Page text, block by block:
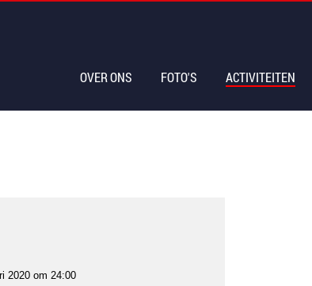
OVER ONS FOTO'S ACTIVITEITEN
2020 om 24:00